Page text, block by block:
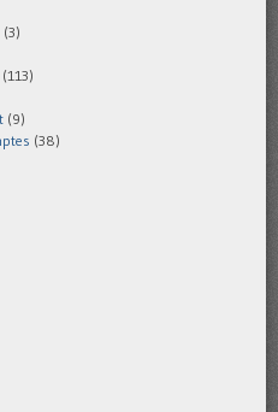
(3)
(113)
(9)
(38)